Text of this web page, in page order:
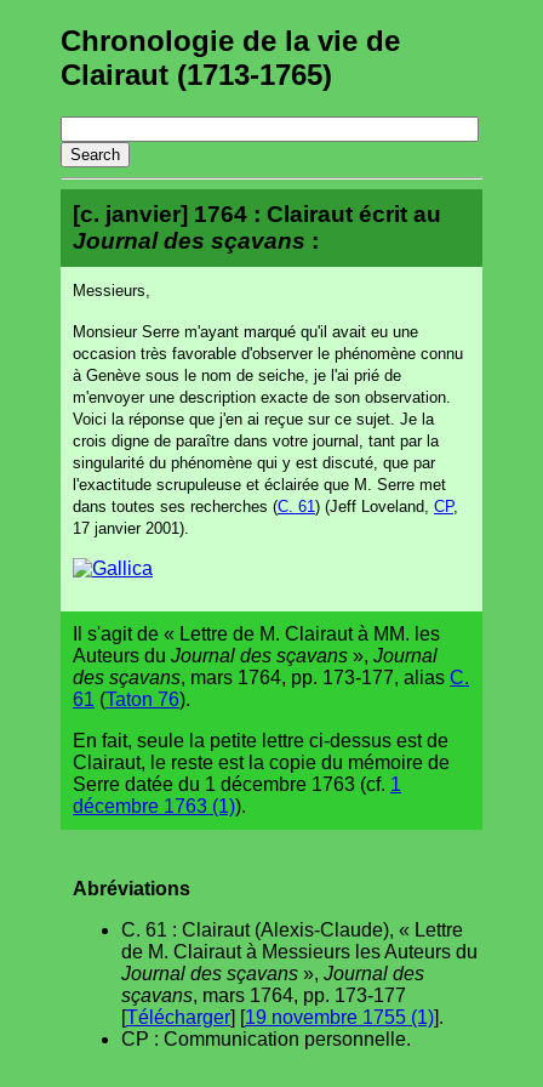
Chronologie de la vie de
Clairaut (1713-1765)
[c. janvier] 1764 : Clairaut écrit au
Journal des sçavans :
Messieurs,
Monsieur Serre m'ayant marqué qu'il avait eu une
occasion très favorable d'observer le phénomène connu
à Genève sous le nom de seiche, je l'ai prié de
m'envoyer une description exacte de son observation.
Voici la réponse que j'en ai reçue sur ce sujet. Je la
crois digne de paraître dans votre journal, tant par la
singularité du phénomène qui y est discuté, que par
l'exactitude scrupuleuse et éclairée que M. Serre met
dans toutes ses recherches (C. 61 ) (Jeff Loveland, CP,
17 janvier 2001).
Il s'agit de « Lettre de M. Clairaut à MM. les
Auteurs du Journal des sçavans », Journal
des sçavans, mars 1764, pp. 173-177, alias C.
61 (Taton 76).
En fait, seule la petite lettre ci-dessus est de
Clairaut, le reste est la copie du mémoire de
Serre datée du 1 décembre 1763 (cf. 1
décembre 1763 (1)).
Abréviations
C. 61 : Clairaut (Alexis-Claude), « Lettre
de M. Clairaut à Messieurs les Auteurs du
Journal des sçavans », Journal des
sçavans, mars 1764, pp. 173-177
[Télécharger] [19 novembre 1755 (1)].
CP : Communication personnelle.